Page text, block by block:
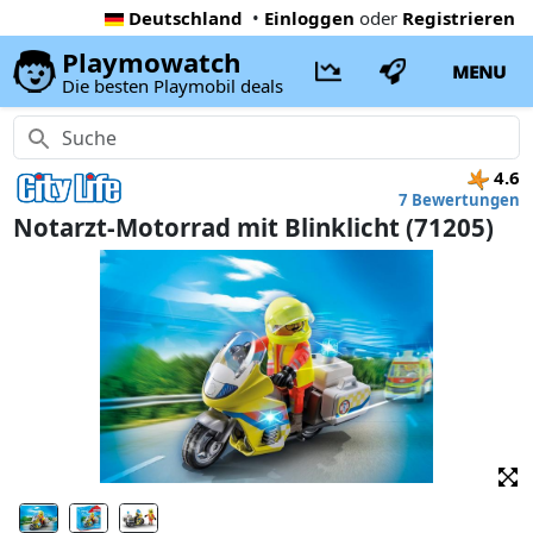
Deutschland • Einloggen oder Registrieren
Playmowatch
Die besten Playmobil deals
MENU
4.6
7 Bewertungen
Notarzt-Motorrad mit Blinklicht (71205)